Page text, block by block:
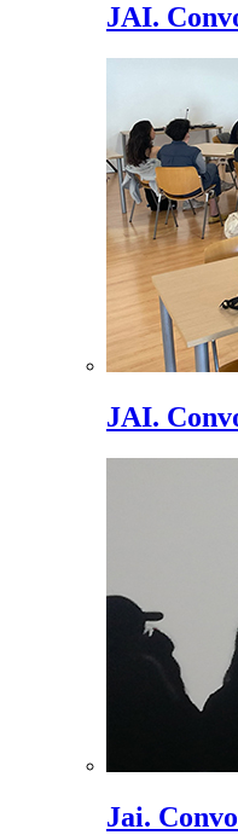
JAI.
JAI.
Jai.